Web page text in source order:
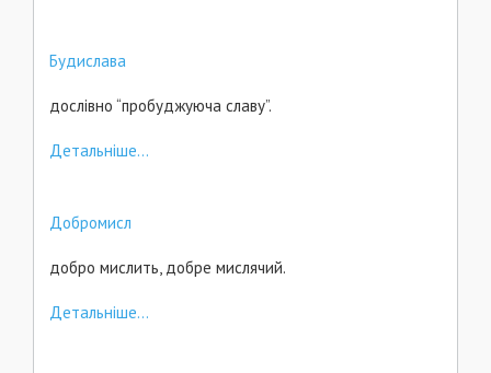
Будислава
дослівно “пробуджуюча славу”.
Детальніше...
Добромисл
добро мислить, добре мислячий.
Детальніше...